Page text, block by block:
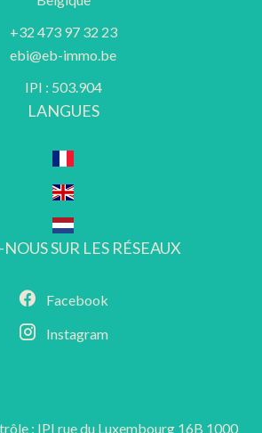
+32 473 97 32 23
ebi@eb-immo.be
IPI : 503.904
LANGUES
SUR LES RÉSEAUX
Facebook
Instagram
: IPI rue du Luxembourg 16B 1000